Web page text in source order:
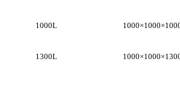
1000L
1300L